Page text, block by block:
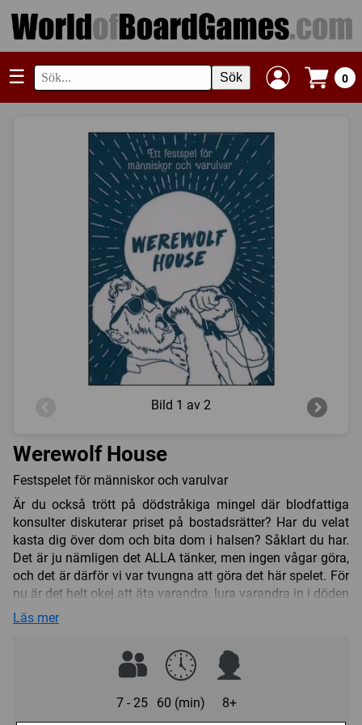
☰ Sök 0
Bild 1 av 2
Werewolf House
Festspelet för människor och varulvar
Är du också trött på dödstråkiga mingel där blodfattiga
konsulter diskuterar priset på bostadsrätter? Har du velat
kasta dig över dom och bita dom i halsen? Såklart du har.
Det är ju nämligen det ALLA tänker, men ingen vågar göra,
och det är därför vi var tvungna att göra det här spelet. För
nu är det helt okej att äta varandra, lura varandra in i döden
och yla mot fullmånen till ljudet av growl och dubbla
Werewolf House är baserat på Dimitry Davidoffs
inslag på fester världen över, men här taget till en helt ny
Läs mer
7 - 25 60 (min) 8+